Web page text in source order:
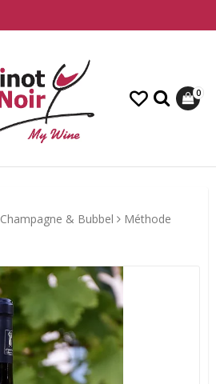
0
Champagne & Bubbel
Méthode